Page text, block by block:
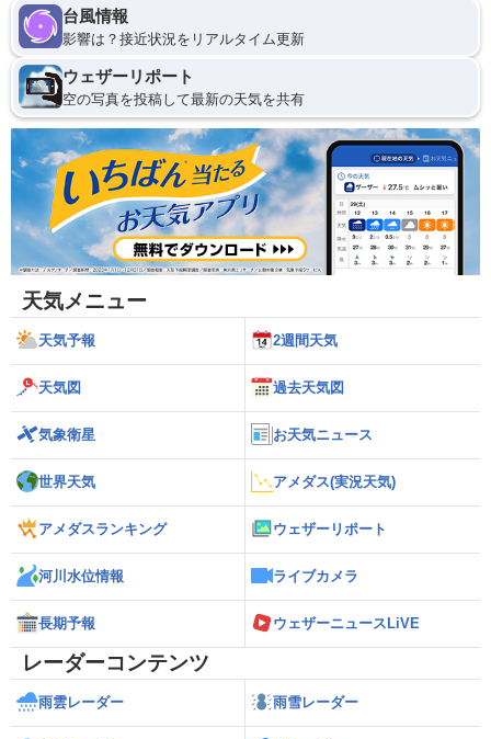
台風情報
影響は？接近状況をリアルタイム更新
ウェザーリポート
空の写真を投稿して最新の天気を共有
天気メニュー
天気予報 2週間天気
天気図 過去天気図
気象衛星 お天気ニュース
世界天気 アメダス(実況天気)
アメダスランキング ウェザーリポート
河川水位情報 ライブカメラ
長期予報 ウェザーニュースLiVE
レーダーコンテンツ
雨雲レーダー 雨雪レーダー